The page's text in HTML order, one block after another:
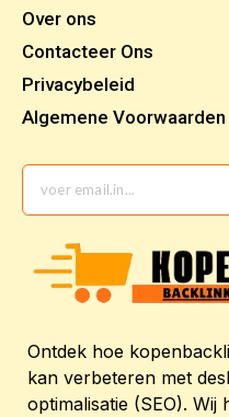
Over ons
Contacteer Ons
Privacybeleid
Algemene Voorwaarden
Ontdek hoe
kan verbeteren met
optimalisatie (SEO).